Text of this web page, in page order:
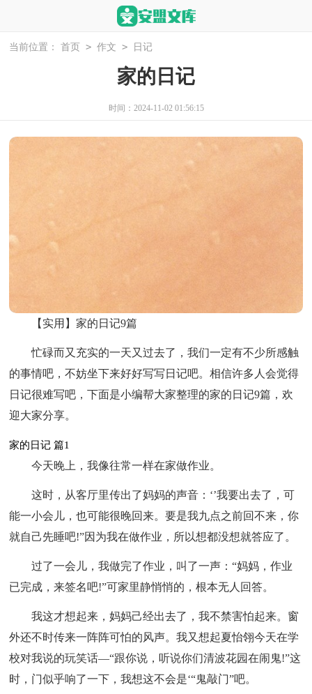
当前位置： 首页 > 作文 > 日记
家的日记
时间：2024-11-02 01:56:15
【实用】家的日记9篇
忙碌而又充实的一天又过去了，我们一定有不少所感触
的事情吧，不妨坐下来好好写写日记吧。相信许多人会觉得
日记很难写吧，下面是小编帮大家整理的家的日记9篇，欢
迎大家分享。
家的日记 篇1
今天晚上，我像往常一样在家做作业。
这时，从客厅里传出了妈妈的声音：‘’我要出去了，可
能一小会儿，也可能很晚回来。要是我九点之前回不来，你
就自己先睡吧!”因为我在做作业，所以想都没想就答应了。
过了一会儿，我做完了作业，叫了一声：“妈妈，作业
已完成，来签名吧!”可家里静悄悄的，根本无人回答。
我这才想起来，妈妈己经出去了，我不禁害怕起来。窗
外还不时传来一阵阵可怕的风声。我又想起夏怡翎今天在学
校对我说的玩笑话—“跟你说，听说你们清波花园在闹鬼!”这
时，门似乎响了一下，我想这不会是‘“鬼敲门”吧。